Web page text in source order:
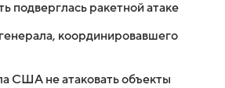
подверглась ракетной атаке
координировавшего
США не атаковать объекты